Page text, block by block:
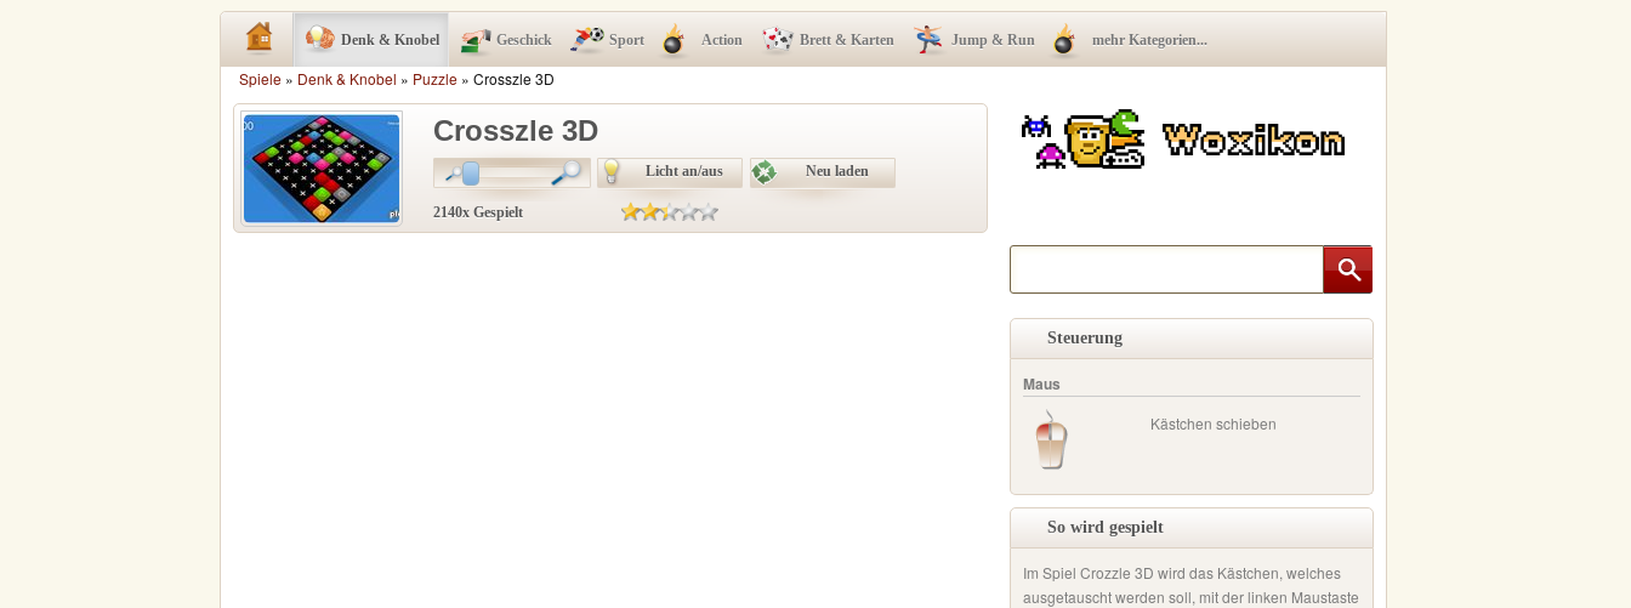
Denk & Knobel Geschick Sport Action Brett & Karten Jump & Run mehr Kategorien...
Spiele » Denk & Knobel » Puzzle » Crosszle 3D
Crosszle 3D
Licht an/aus Neu laden
2140x Gespielt
Steuerung
Maus
Kästchen schieben
So wird gespielt
Im Spiel Crozzle 3D wird das Kästchen, welches
ausgetauscht werden soll, mit der linken Maustaste